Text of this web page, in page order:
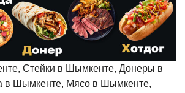
Стейки в Шымкенте, Донеры в
в Шымкенте, Мясо в Шымкенте,